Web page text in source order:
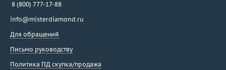
8 (800) 777-17-88
info@misterdiamond.ru
Для обращений
Письмо руководству
Политика ПД скупка/продажа